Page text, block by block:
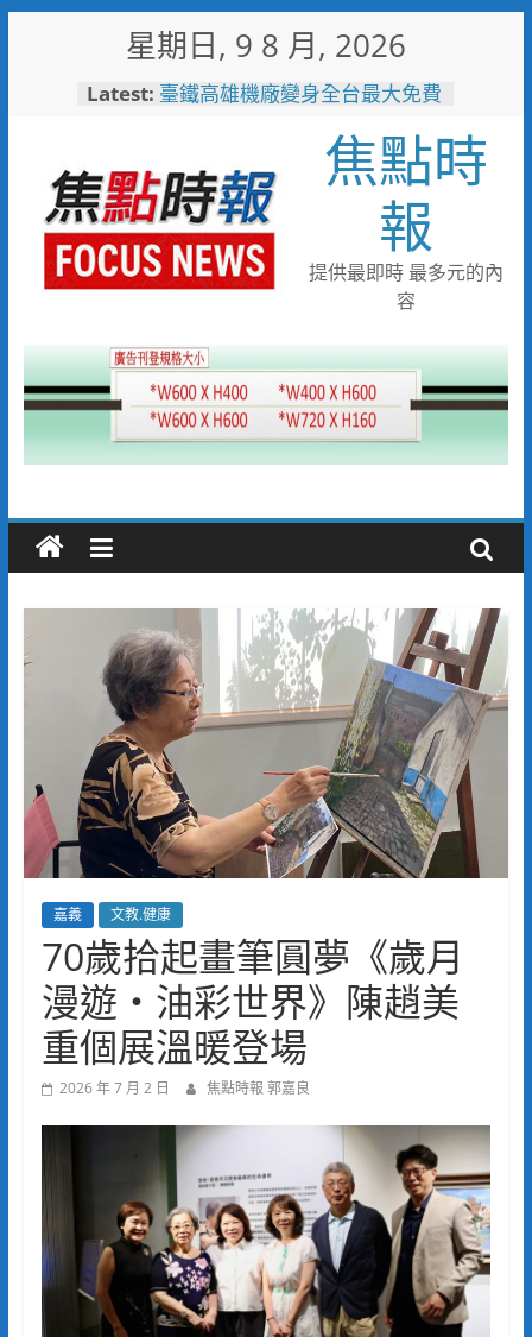
星期日, 9 8 月, 2026
Latest: 臺鐵高雄機廠變身全台最大免費
臺南社區防暴劇力拚全國 環湖
社區奪季軍、民榮社區獲佳作
岡山警民聯手暖助八旬嬤 「人
情味GPS」10分鐘找回返家路
跨國並肩彩排激盪爵士新火花
展現台中市爵士人才培育成果
跨域整合守護全家！鳳山醫院結
焦點時
報
提供最即時 最多元的內
容
嘉義 文教.健康
70歲拾起畫筆圓夢《歲月
漫遊・油彩世界》陳趙美
重個展溫暖登場
2026 年 7 月 2 日 焦點時報 郭嘉良